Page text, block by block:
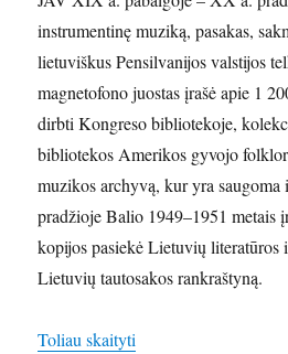
instrumentinę muziką, pasakas,
lietuviškus Pensilvanijos valstijos
magnetofono juostas įrašė apie 1
dirbti Kongreso bibliotekoje,
bibliotekos Amerikos gyvojo
muzikos archyvą, kur yra
pradžioje Balio 1949–1951 metais
kopijos pasiekė Lietuvių literatūros
Lietuvių tautosakos rankraštyną.
Toliau skaityti